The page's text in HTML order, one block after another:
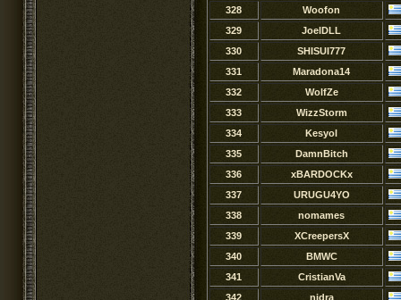
328
Woofon
329
JoelDLL
330
SHISUI777
331
Maradona14
332
WolfZe
333
WizzStorm
334
Kesyol
335
DamnBitch
336
xBARDOCKx
337
URUGU4YO
338
nomames
339
XCreepersX
340
BMWC
341
CristianVa
342
nidra